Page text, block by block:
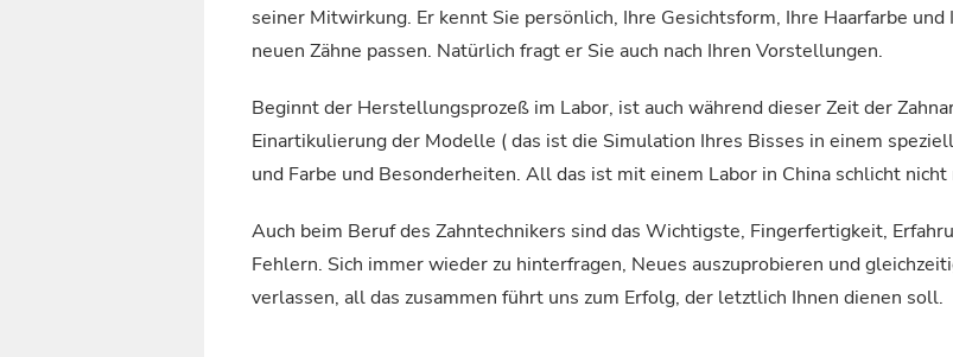
seiner Mitwirkung. Er kennt Sie persönlich, Ihre Gesichtsform, Ihre Haarfarbe und
neuen Zähne passen. Natürlich fragt er Sie auch nach Ihren Vorstellungen.
Beginnt der Herstellungsprozeß im Labor, ist auch während dieser Zeit der
Einartikulierung der Modelle ( das ist die Simulation Ihres Bisses in einem
und Farbe und Besonderheiten. All das ist mit einem Labor in China schlicht nicht
Auch beim Beruf des Zahntechnikers sind das Wichtigste, Fingerfertigkeit,
Fehlern. Sich immer wieder zu hinterfragen, Neues auszuprobieren und
verlassen, all das zusammen führt uns zum Erfolg, der letztlich Ihnen dienen soll.